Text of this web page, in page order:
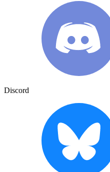
Discord